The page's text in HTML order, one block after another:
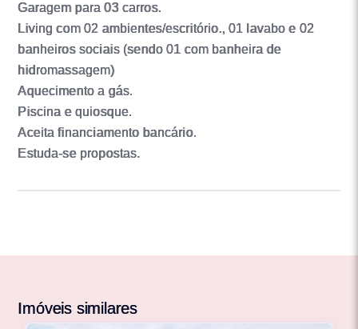
Garagem para 03 carros.
Living com 02 ambientes/escritório., 01 lavabo e 02
banheiros sociais (sendo 01 com banheira de
hidromassagem)
Aquecimento a gás.
Piscina e quiosque.
Aceita financiamento bancário.
Estuda-se propostas.
Imóveis similares